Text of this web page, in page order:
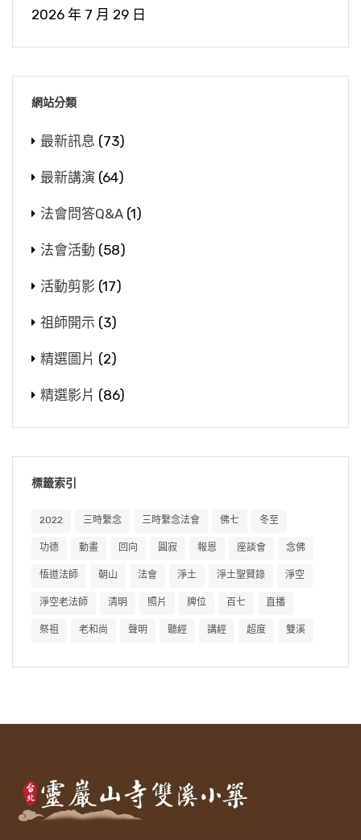
2026 年 7 月 29 日
網站分類
最新訊息 (73)
最新講演 (64)
法會問答Q&A (1)
法會活動 (58)
活動剪影 (17)
祖師開示 (3)
精選圖片 (2)
精選影片 (86)
標籤索引
2022 三時繫念 三時繫念法會 佛七 冬至
功德 動畫 回向 圓寂 報恩 座談會 念佛
悟道法師 朝山 法會 淨土 淨土聖賢錄 淨空
淨空老法師 清明 照片 牌位 百七 直播
祭祖 老和尚 聲明 聽經 講經 超度 雙溪